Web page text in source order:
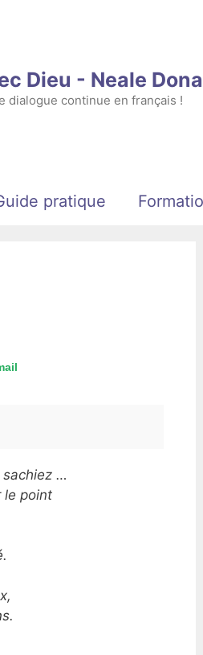
Dieu - Neale
dialogue continue en français !
pratique
sachiez …
le point